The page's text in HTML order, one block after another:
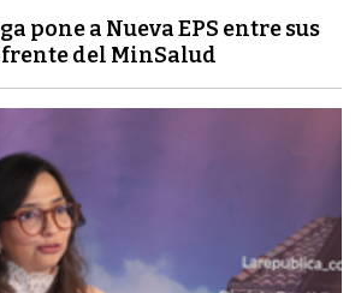
pone a Nueva EPS entre sus
del MinSalud